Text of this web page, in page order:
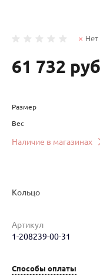
61 732
Размер
Вес
Наличие в магазинах
Наименование
Кольцо (29151394)
Кольцо
Артикул
1-208239-00-31
Способы оплаты